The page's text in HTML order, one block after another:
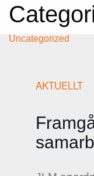
Uncategorized
AKTUELLT